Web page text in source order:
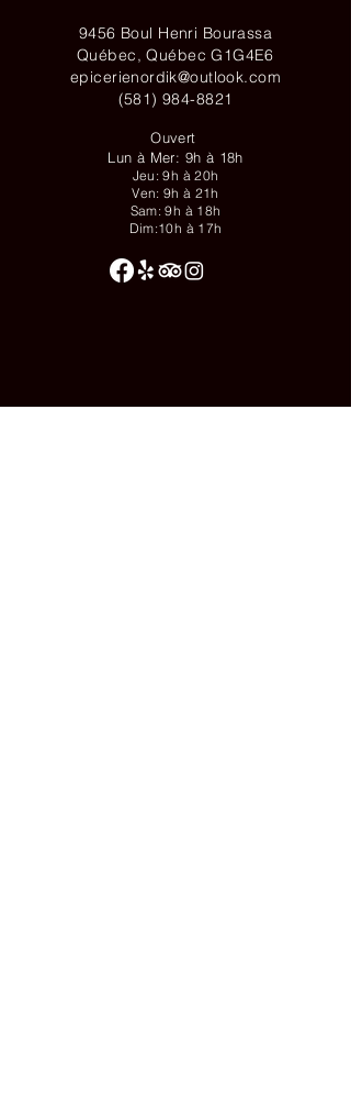
9456 Boul Henri Bourassa
Québec, Québec G1G4E6
epicerienordik@outlook.com
(581) 984-8821
Ouvert
Lun à Mer: 9h à 18h
Jeu: 9h à 20h
Ven: 9h à 21h
Sam: 9h à 18h
Dim:10h à 17h